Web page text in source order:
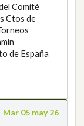
Comité
Ctos de
de España
Mar 05 may 26